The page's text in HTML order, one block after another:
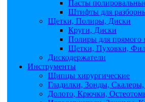
Пасты
Штифты для
Щетки, Полиры, Диски
Круги, Диски
Полиры для прямого
Щетки, Пуховки,
Дискодержатели
Инструменты
Щипцы хирургические
Гладилки, Зонды,
Долото, Крючки,